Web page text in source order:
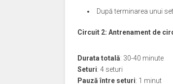
După terminarea unui
Circuit 2: Antrenament de
Durata totală: 30-40 minute
Seturi: 4 seturi
Pauză între seturi: 1 minut